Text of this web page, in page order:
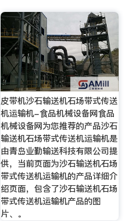
皮带机沙石输送机石场带式传送
机运输机-食品机械设备网食品
机械设备网为您推荐的产品沙石
输送机石场带式传送机运输机是
由青岛业勤输送科技有限公司提
供，当前页面为沙石输送机石场
带式传送机运输机的产品详细介
绍页面，包含了沙石输送机石场
带式传送机运输机产品的图
片、。